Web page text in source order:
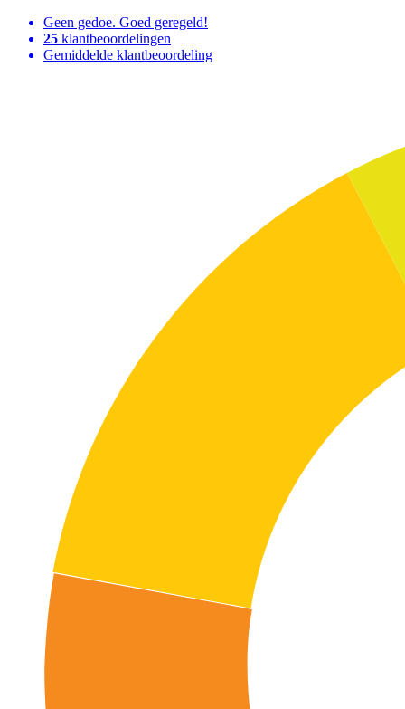
Geen gedoe. Goed geregeld!
25 klantbeoordelingen
Gemiddelde klantbeoordeling